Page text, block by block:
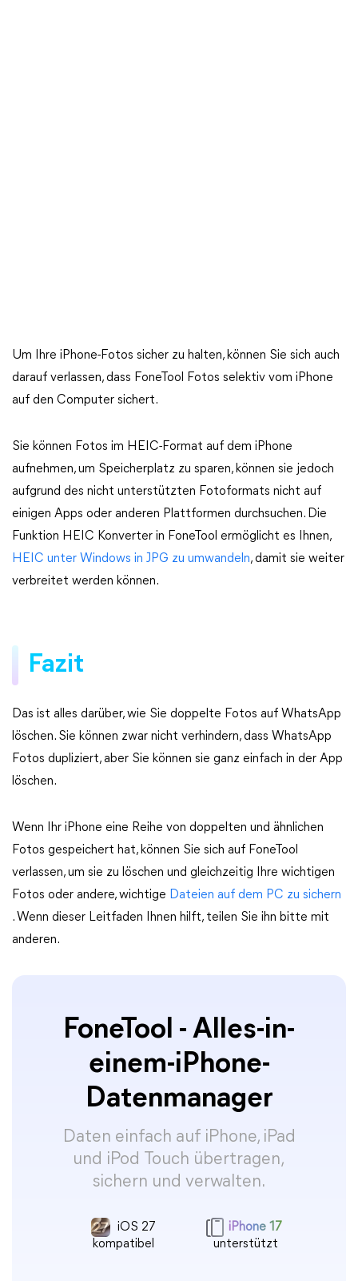
Um Ihre iPhone-Fotos sicher zu halten, können Sie sich auch
darauf verlassen, dass FoneTool Fotos selektiv vom iPhone
auf den Computer sichert.
Sie können Fotos im HEIC-Format auf dem iPhone
aufnehmen, um Speicherplatz zu sparen, können sie jedoch
aufgrund des nicht unterstützten Fotoformats nicht auf
einigen Apps oder anderen Plattformen durchsuchen. Die
Funktion HEIC Konverter in FoneTool ermöglicht es Ihnen,
HEIC unter Windows in JPG zu umwandeln, damit sie weiter
verbreitet werden können.
Fazit
Das ist alles darüber, wie Sie doppelte Fotos auf WhatsApp
löschen. Sie können zwar nicht verhindern, dass WhatsApp
Fotos dupliziert, aber Sie können sie ganz einfach in der App
löschen.
Wenn Ihr iPhone eine Reihe von doppelten und ähnlichen
Fotos gespeichert hat, können Sie sich auf FoneTool
verlassen, um sie zu löschen und gleichzeitig Ihre wichtigen
Fotos oder andere, wichtige Dateien auf dem PC zu sichern
. Wenn dieser Leitfaden Ihnen hilft, teilen Sie ihn bitte mit
anderen.
FoneTool - Alles-in-
einem-iPhone-
Datenmanager
Daten einfach auf iPhone, iPad
und iPod Touch übertragen,
sichern und verwalten.
iOS 27
kompatibel
iPhone 17
unterstützt